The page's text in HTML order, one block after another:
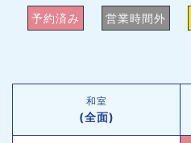
予約済み 営業時間外
和室
(全面)